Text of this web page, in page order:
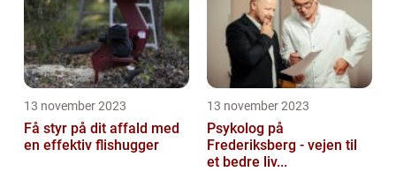
13 november 2023
Få styr på dit affald med
en effektiv flishugger
13 november 2023
Psykolog på
Frederiksberg - vejen til
et bedre liv...